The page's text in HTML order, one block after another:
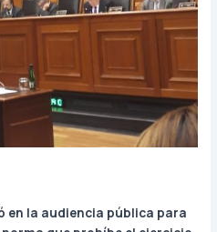
en la audiencia pública para